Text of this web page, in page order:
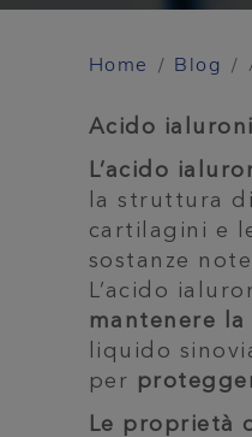
Home Blog
Acido
L’acido
la struttura
cartilagini e
sostanze
L’acido
mantenere la
liquido
per
Le proprietà